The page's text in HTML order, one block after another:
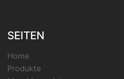
SEITEN
Home
Produkte